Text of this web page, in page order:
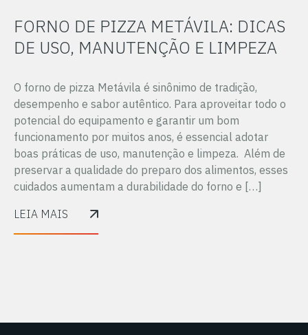
FORNO DE PIZZA METÁVILA: DICAS
DE USO, MANUTENÇÃO E LIMPEZA
O forno de pizza Metávila é sinônimo de tradição,
desempenho e sabor autêntico. Para aproveitar todo o
potencial do equipamento e garantir um bom
funcionamento por muitos anos, é essencial adotar
boas práticas de uso, manutenção e limpeza. Além de
preservar a qualidade do preparo dos alimentos, esses
cuidados aumentam a durabilidade do forno e […]
LEIA MAIS